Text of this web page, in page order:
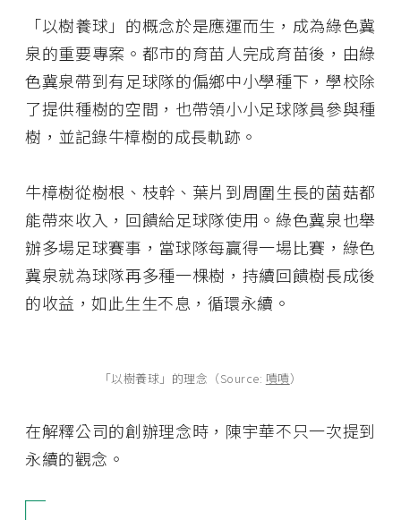
「以樹養球」的概念於是應運而生，成為綠色冀
泉的重要專案。都市的育苗人完成育苗後，由綠
色冀泉帶到有足球隊的偏鄉中小學種下，學校除
了提供種樹的空間，也帶領小小足球隊員參與種
樹，並記錄牛樟樹的成長軌跡。
牛樟樹從樹根、枝幹、葉片到周圍生長的菌菇都
能帶來收入，回饋給足球隊使用。綠色冀泉也舉
辦多場足球賽事，當球隊每贏得一場比賽，綠色
冀泉就為球隊再多種一棵樹，持續回饋樹長成後
的收益，如此生生不息，循環永續。
「以樹養球」的理念（Source: 嘖嘖）
在解釋公司的創辦理念時，陳宇華不只一次提到
永續的觀念。